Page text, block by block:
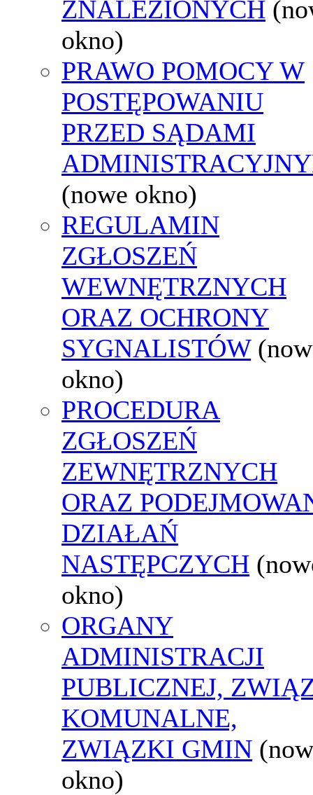
ZNALEZIONYCH
okno)
PRAWO POMOCY W
POSTĘPOWANIU
PRZED SĄDAMI
(nowe okno)
REGULAMIN
ZGŁOSZEŃ
WEWNĘTRZNYCH
ORAZ OCHRONY
SYGNALISTÓW
okno)
PROCEDURA
ZGŁOSZEŃ
ZEWNĘTRZNYCH
ORAZ
DZIAŁAŃ
NASTĘPCZYCH
okno)
ORGANY
ADMINISTRACJI
PUBLICZNEJ,
KOMUNALNE,
ZWIĄZKI GMIN
okno)